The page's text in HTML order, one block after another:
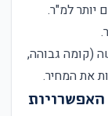
עולים יותר למ"ר.
(קומה גבוהה,
את המחיר.